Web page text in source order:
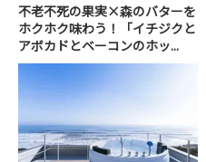
不老不死の果実×森のバターを
ホクホク味わう！「イチジクと
アボカドとベーコンのホッ...